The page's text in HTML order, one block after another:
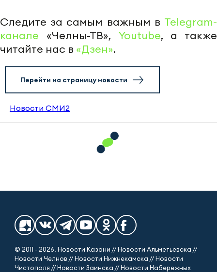
Следите за самым важным в Telegram-
канале «Челны-ТВ», Youtube, а также
читайте нас в «Дзен».
Перейти на страницу новости
Новости СМИ2
© 2011 - 2026. Новости Казани // Новости Альметьевска //
Новости Челнов // Новости Нижнекамска // Новости
Чистополя // Новости Заинска // Новости Набережных